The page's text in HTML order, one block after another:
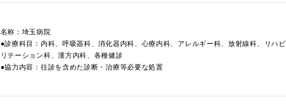
名称：埼玉病院
●診療科目：内科、呼吸器科、消化器内科、心療内科、アレルギー科、放射線科、リハビ
リテーション科、漢方内科、各種健診
●協力内容：往診を含めた診断・治療等必要な処置